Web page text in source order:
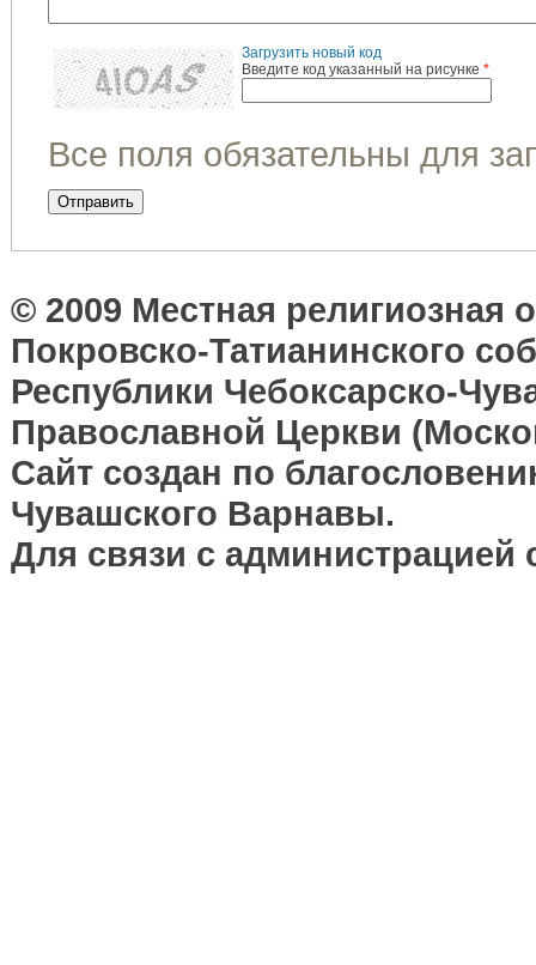
Загрузить новый код
Введите код указанный на рисунке *
Все поля обязательны для
© 2009 Местная религиозная
Покровско-Татианинского
Республики Чебоксарско-
Православной Церкви
Сайт создан по
Чувашского Варнавы.
Для связи с администрацией